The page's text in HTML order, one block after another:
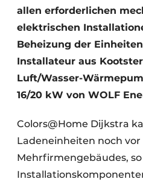
allen erforderlichen
elektrischen
Beheizung der
Installateur aus
Luft/Wasser-
16/20 kW von WOLF
Colors@Home Dijkstra
Ladeneinheiten noch vor
Mehrfirmengebäudes,